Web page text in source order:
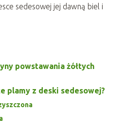
sedesowej jej dawną biel i
powstawania żółtych
plamy z deski sedesowej?